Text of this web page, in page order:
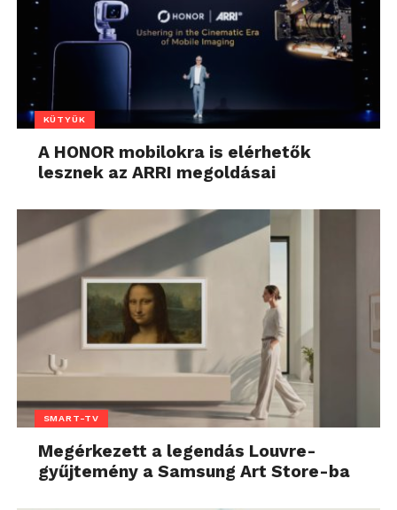
KÜTYÜK
A HONOR mobilokra is elérhetők
lesznek az ARRI megoldásai
SMART-TV
Megérkezett a legendás Louvre-
gyűjtemény a Samsung Art Store-ba